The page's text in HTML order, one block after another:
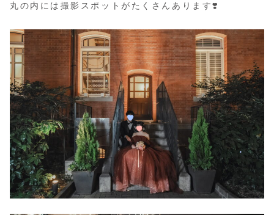
丸の内には撮影スポットがたくさんあります❣️